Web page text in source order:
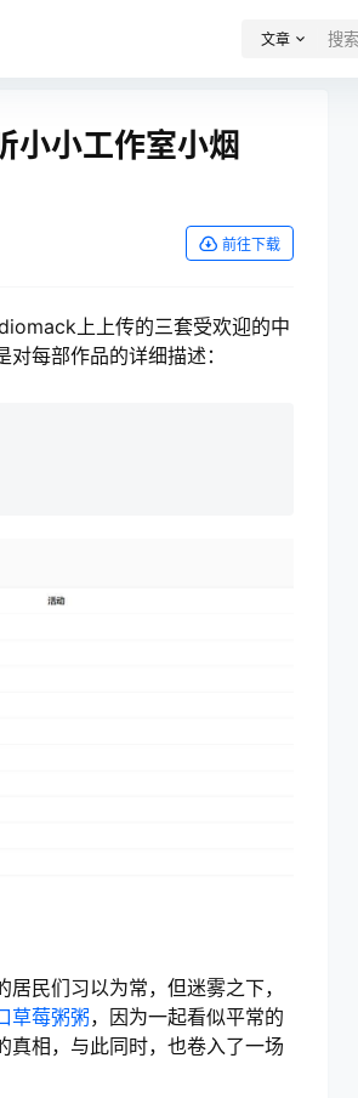
文章
小小工作室小烟
前往下载
上上传的三套受欢迎的中
每部作品的详细描述：
民们习以为常，但迷雾之下，
草莓粥粥，因为一起看似平常的
真相，与此同时，也卷入了一场